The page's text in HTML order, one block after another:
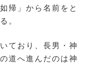
帰」から名前をと
。
ており、長男・神
道へ進んだのは神